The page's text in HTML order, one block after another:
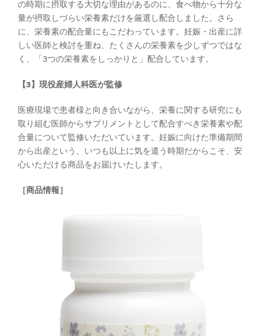
の時期に摂取する大切な理由があるのに、食べ物から十分な
量が摂取しづらい栄養素だけを厳選し配合しました。さら
に、栄養素の配合量にもこだわっています。妊娠・出産に詳
しい医師と検討を重ね、たくさんの栄養素を少しずつではな
く、「3つの栄養素をしっかりと」配合しています。
【3】現役産婦人科医が監修
医療現場で患者様と向き合いながら、栄養に関する研究にも
取り組む医師からサプリメントとして配合すべき栄養素や配
合量について監修いただいています。妊娠に向けた準備期間
から出産という、いつも以上に気を遣う時期だからこそ、安
心いただける商品をお届けいたします。
［商品情報］